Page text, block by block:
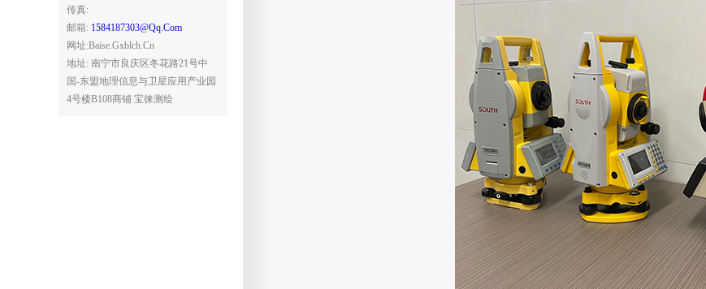
传真:
邮箱: 1584187303@qq.com
网址:baise.gxblch.cn
地址: 南宁市良庆区冬花路21号中
国-东盟地理信息与卫星应用产业园
4号楼B108商铺 宝徕测绘